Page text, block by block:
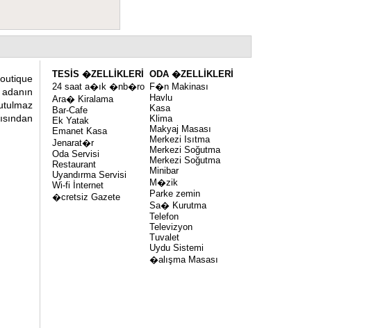
TESİS �ZELLİKLERİ
24 saat a�ık �nb�ro
Ara� Kiralama
Bar-Cafe
Ek Yatak
Emanet Kasa
Jenarat�r
Oda Servisi
Restaurant
Uyandırma Servisi
Wi-fi İnternet
�cretsiz Gazete
ODA �ZELLİKLERİ
F�n Makinası
Havlu
Kasa
Klima
Makyaj Masası
Merkezi Isıtma
Merkezi Soğutma
Merkezi Soğutma
Minibar
M�zik
Parke zemin
Sa� Kurutma
Telefon
Televizyon
Tuvalet
Uydu Sistemi
�alışma Masası